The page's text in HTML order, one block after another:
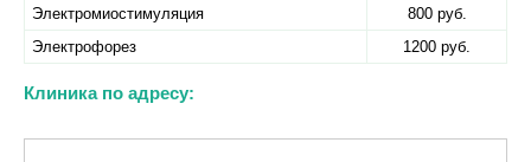
Электромиостимуляция
800 руб.
Электрофорез
1200 руб.
Клиника по адресу: